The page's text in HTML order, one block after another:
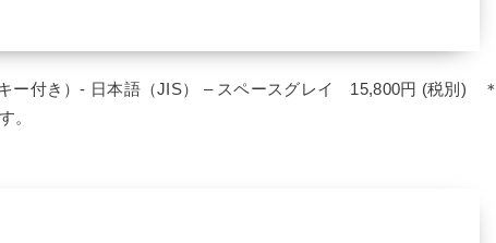
ー付き）- 日本語（JIS） – スペースグレイ 15,800円 (税別) ＊
。